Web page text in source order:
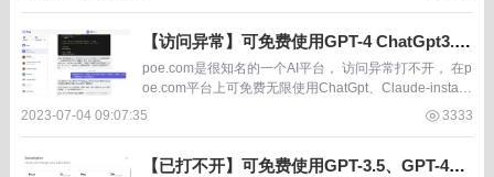
【访问异常】可免费使用GPT-4 ChatGpt3.5
Claude+ PaLM的AI应用平台poe.com
poe.com是很知名的一个AI平台， 访问异常打不开， 在p
oe.com平台上可免费无限使用ChatGpt、Claude-instan
t、Sage、Google-PaLM，免费有次数限制地使用&n...
2023-07-04 09:07:35 3333
【已打不开】可免费使用GPT-3.5、GPT-4、